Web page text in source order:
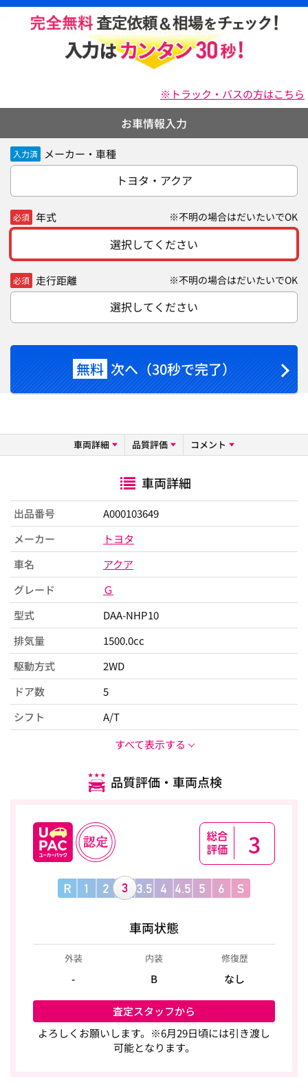
※トラック・バスの方はこちら
お車情報入力
入力済 メーカー・車種
トヨタ・アクア
必須 年式 ※不明の場合はだいたいでOK
選択してください
必須 走行距離 ※不明の場合はだいたいでOK
選択してください
無料 次へ（30秒で完了）
車両詳細 品質評価 コメント
車両詳細
出品番号
A000103649
メーカー
トヨタ
車名
アクア
グレード
Ｇ
型式
DAA-NHP10
排気量
1500.0cc
駆動方式
2WD
ドア数
5
シフト
A/T
すべて表示する
品質評価・車両点検
3
車両状態
外装
-
内装
B
修復歴
なし
査定スタッフから
よろしくお願いします。※6月29日頃には引き渡し
可能となります。